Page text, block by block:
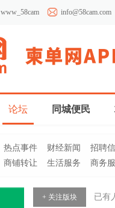
www_58cam info@58cam.com
论坛 同城便民
热点事件 财经新闻 招聘
商铺转让 生活服务 商务
+ 关注版块 已有